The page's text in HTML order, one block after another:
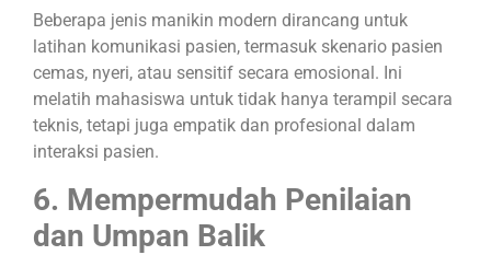
Beberapa jenis manikin modern dirancang untuk
latihan komunikasi pasien, termasuk skenario pasien
cemas, nyeri, atau sensitif secara emosional. Ini
melatih mahasiswa untuk tidak hanya terampil secara
teknis, tetapi juga empatik dan profesional dalam
interaksi pasien.
6. Mempermudah Penilaian
dan Umpan Balik